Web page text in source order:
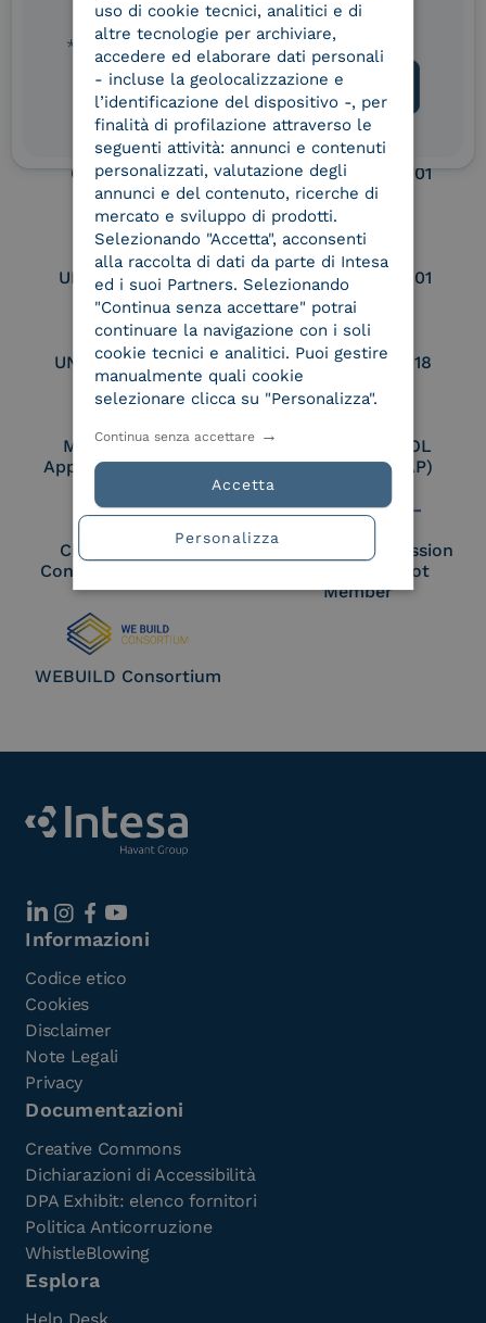
Service Provider e
Aggregatore SPID
Service Provider e
Aggregatore CIE
Conservatore
qualificato
UNI EN ISO 37001
UNI EN ISO 9001 UNI EN ISO 27001
UNI EN ISO 27017 UNI EN ISO 27018
Membro Adobe
Approved Trust List
Certified PEPPOL
Access Point (AP)
Cloud Signature
Consortium Member
European Commission
Large Scale Pilot
Member
WEBUILD Consortium
* campo obbligatorio
Informazioni
Codice etico
Cookies
Disclaimer
Note Legali
Privacy
Documentazioni
Creative Commons
Dichiarazioni di Accessibilità
DPA Exhibit: elenco fornitori
Politica Anticorruzione
WhistleBlowing
Esplora
uso di cookie tecnici, analitici e di
altre tecnologie per archiviare,
accedere ed elaborare dati personali
- incluse la geolocalizzazione e
l’identificazione del dispositivo -, per
finalità di profilazione attraverso le
seguenti attività: annunci e contenuti
personalizzati, valutazione degli
annunci e del contenuto, ricerche di
mercato e sviluppo di prodotti.
Selezionando "Accetta", acconsenti
alla raccolta di dati da parte di Intesa
ed i suoi Partners. Selezionando
"Continua senza accettare" potrai
continuare la navigazione con i soli
cookie tecnici e analitici. Puoi gestire
manualmente quali cookie
selezionare clicca su "Personalizza".
Accetta
Continua senza accettare
Personalizza